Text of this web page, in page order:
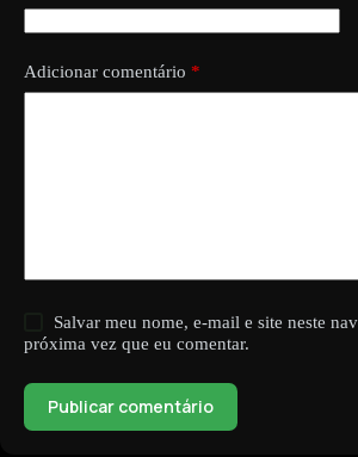
Adicionar comentário *
Salvar meu nome, e-mail e site neste
próxima vez que eu comentar.
Publicar comentário